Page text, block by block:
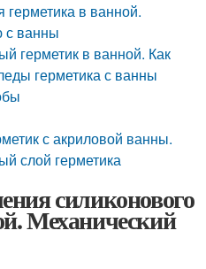
в ванной.
с ванны
герметик в ванной. Как
герметика с ванны
с акриловой ванны.
слой герметика
силиконового
Механический